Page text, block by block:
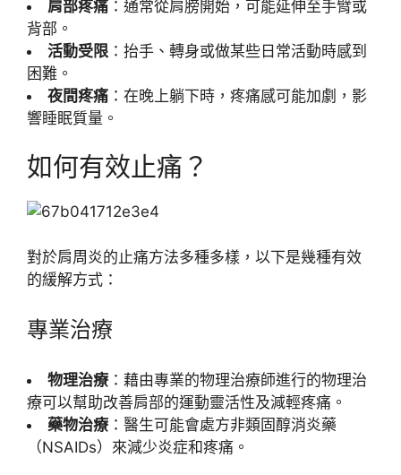
肩部疼痛 ：通常從肩膀開始，可能延伸至手臂或
背部。
活動受限 ：抬手、轉身或做某些日常活動時感到
困難。
夜間疼痛 ：在晚上躺下時，疼痛感可能加劇，影
響睡眠質量。
如何有效止痛？
對於肩周炎的止痛方法多種多樣，以下是幾種有效
的緩解方式：
專業治療
物理治療：藉由專業的物理治療師進行的物理治
療可以幫助改善肩部的運動靈活性及減輕疼痛。
藥物治療：醫生可能會處方非類固醇消炎藥
（NSAIDs）來減少炎症和疼痛。